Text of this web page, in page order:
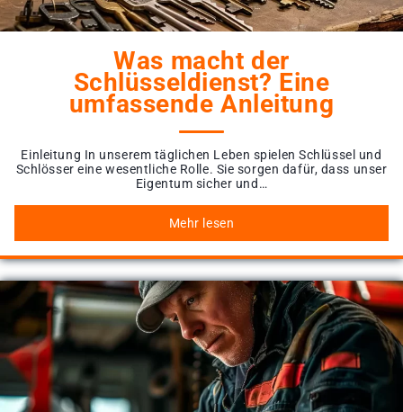
Was macht der
Schlüsseldienst? Eine
umfassende Anleitung
Einleitung In unserem täglichen Leben spielen Schlüssel und
Schlösser eine wesentliche Rolle. Sie sorgen dafür, dass unser
Eigentum sicher und…
Mehr lesen